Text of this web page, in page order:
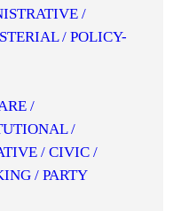
/
/ POLICY-
/
/
/ CIVIC /
/ PARTY